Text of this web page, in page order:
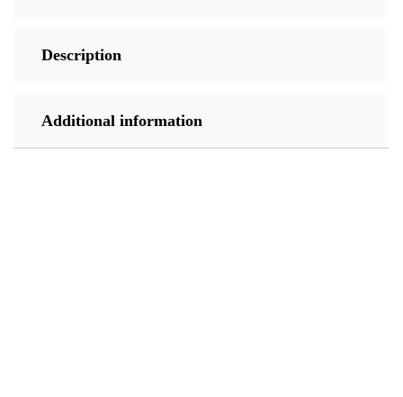
Description
Additional information